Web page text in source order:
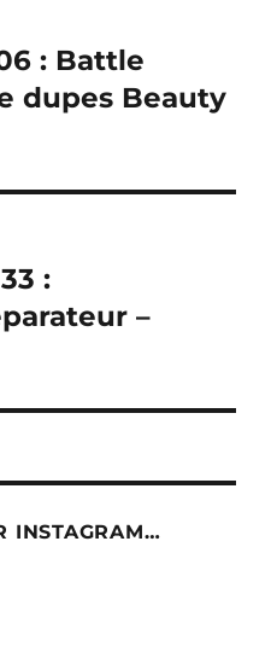
: Battle
dupes Beauty
:
–
INSTAGRAM…